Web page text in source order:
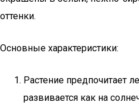
оттенки.
Основные характеристики:
Растение предпочитает
развивается как на